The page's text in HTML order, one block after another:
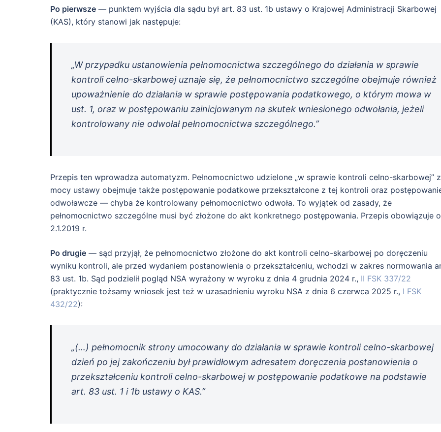
Po pierwsze — punktem wyjścia dla sądu był art. 83 ust. 1b ustawy o Krajowej Administracji Skarbowej
(KAS), który stanowi jak następuje:
„W przypadku ustanowienia pełnomocnictwa szczególnego do działania w sprawie
kontroli celno-skarbowej uznaje się, że pełnomocnictwo szczególne obejmuje również
upoważnienie do działania w sprawie postępowania podatkowego, o którym mowa w
ust. 1, oraz w postępowaniu zainicjowanym na skutek wniesionego odwołania, jeżeli
kontrolowany nie odwołał pełnomocnictwa szczególnego.”
Przepis ten wprowadza automatyzm. Pełnomocnictwo udzielone „w sprawie kontroli celno-skarbowej” z
mocy ustawy obejmuje także postępowanie podatkowe przekształcone z tej kontroli oraz
odwoławcze — chyba że kontrolowany pełnomocnictwo odwoła. To wyjątek od zasady, że
pełnomocnictwo szczególne musi być złożone do akt konkretnego postępowania. Przepis obowiązuje
2.1.2019 r.
Po drugie — sąd przyjął, że pełnomocnictwo złożone do akt kontroli celno-skarbowej po doręczeniu
wyniku kontroli, ale przed wydaniem postanowienia o przekształceniu, wchodzi w zakres normowania
83 ust. 1b. Sąd podzielił pogląd NSA wyrażony w wyroku z dnia 4 grudnia 2024 r., II FSK 337/22
(praktycznie tożsamy wniosek jest też w uzasadnieniu wyroku NSA z dnia 6 czerwca 2025 r., I FSK
432/22):
„(…) pełnomocnik strony umocowany do działania w sprawie kontroli celno-skarbowej
dzień po jej zakończeniu był prawidłowym adresatem doręczenia postanowienia o
przekształceniu kontroli celno-skarbowej w postępowanie podatkowe na podstawie
art. 83 ust. 1 i 1b ustawy o KAS.”